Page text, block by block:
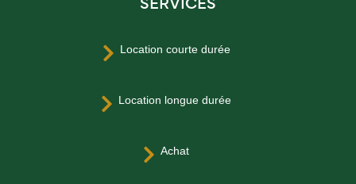
SERVICES
 Location courte durée
 Location longue durée
 Achat